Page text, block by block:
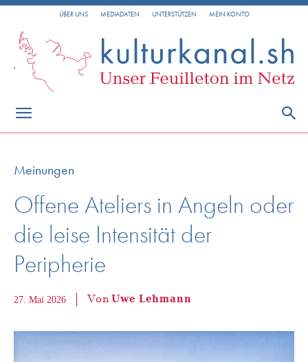
ÜBER UNS MEDIADATEN UNTERSTÜTZEN MEIN KONTO
Meinungen
Offene Ateliers in Angeln oder
die leise Intensität der
Peripherie
27. Mai 2026 VonUwe Lehmann